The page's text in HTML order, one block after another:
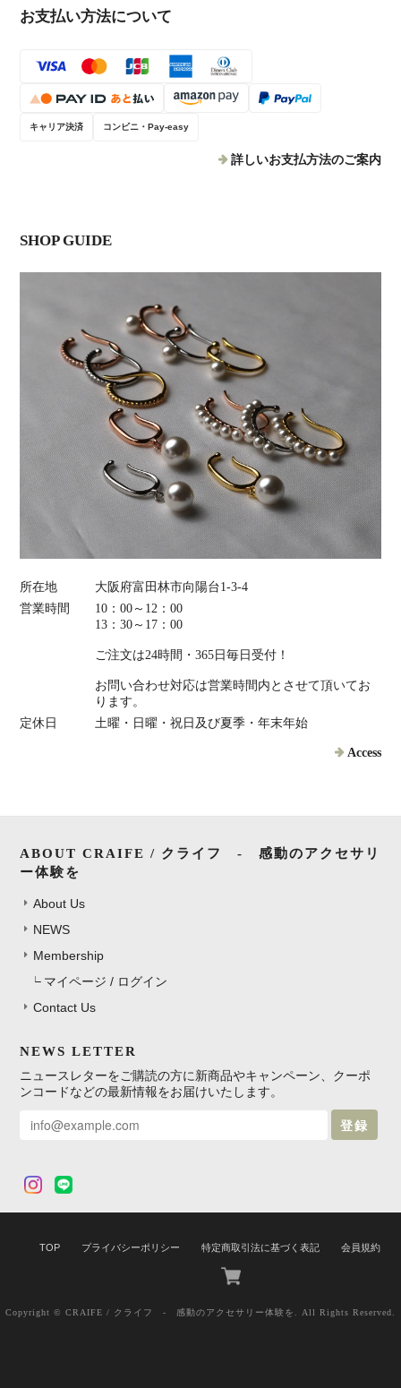
お支払い方法について
キャリア決済 コンビニ・Pay-easy
詳しいお支払方法のご案内
SHOP GUIDE
所在地
大阪府富田林市向陽台1-3-4
営業時間
10：00～12：00
13：30～17：00
ご注文は24時間・365日毎日受付！
お問い合わせ対応は営業時間内とさせて頂いてお
ります。
定休日
土曜・日曜・祝日及び夏季・年末年始
Access
ABOUT CRAIFE / クライフ - 感動のアクセサリ
ー体験を
About Us
NEWS
Membership
マイページ / ログイン
Contact Us
NEWS LETTER
ニュースレターをご購読の方に新商品やキャンペーン、クーポ
ンコードなどの最新情報をお届けいたします。
登録
TOP プライバシーポリシー 特定商取引法に基づく表記 会員規約
Copyright © CRAIFE / クライフ - 感動のアクセサリー体験を. All Rights Reserved.